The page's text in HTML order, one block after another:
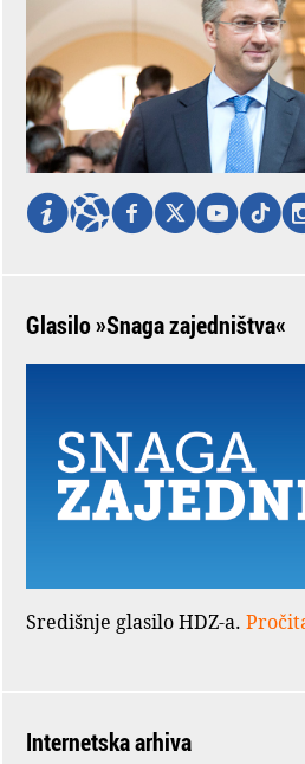
Glasilo »Snaga zajedništva«
Središnje glasilo HDZ-a.
Internetska arhiva